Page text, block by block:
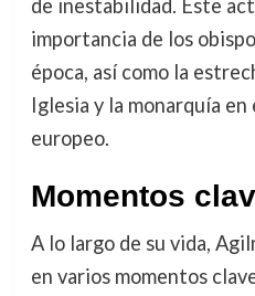
de inestabilidad. Este
importancia de los
época, así como la
Iglesia y la monarquía
europeo.
Momentos
A lo largo de su vida,
en varios momentos